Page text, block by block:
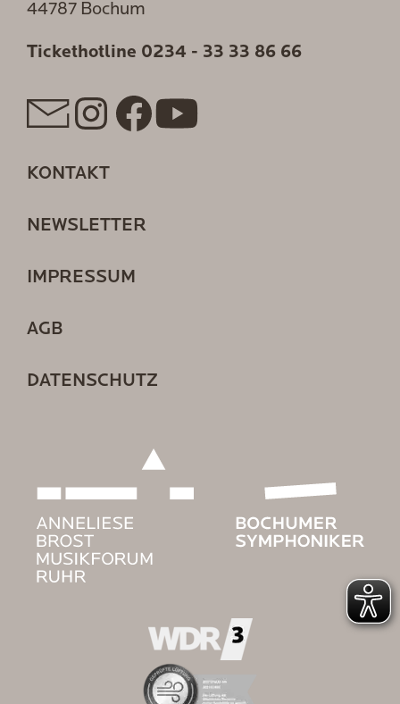
44787 Bochum
Tickethotline 0234 - 33 33 86 66
KONTAKT
NEWSLETTER
IMPRESSUM
AGB
DATENSCHUTZ